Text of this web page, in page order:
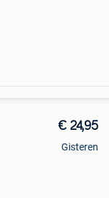
€ 24,95
Gisteren